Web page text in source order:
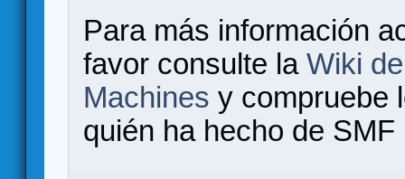
Para más información
favor consulte la Wiki
Machines y compruebe
quién ha hecho de